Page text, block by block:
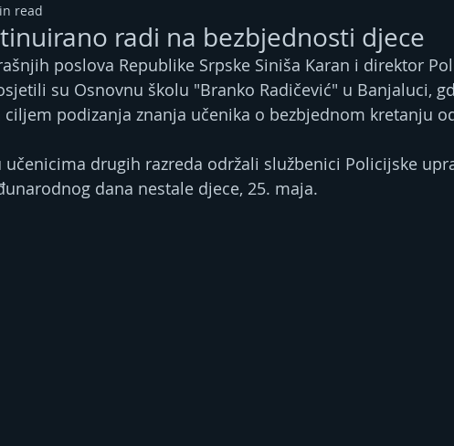
radi na bezbjednosti djece
read
poslova Republike Srpske Siniša Karan i direktor
su Osnovnu školu "Branko Radičević" u Banjaluci,
ciljem podizanja znanja učenika o bezbjednom kretanju
učenicima drugih razreda održali službenici Policijske
dana nestale djece, 25. maja.